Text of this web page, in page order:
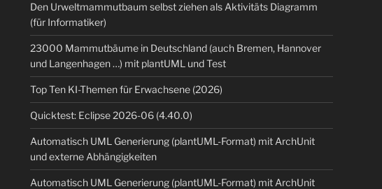
Den Urweltmammutbaum selbst ziehen als Aktivitäts Diagramm
(für Informatiker)
23000 Mammutbäume in Deutschland (auch Bremen, Hannover
und Langenhagen …) mit plantUML und Test
Top Ten KI-Themen für Erwachsene (2026)
Quicktest: Eclipse 2026-06 (4.40.0)
Automatisch UML Generierung (plantUML-Format) mit ArchUnit
und externe Abhängigkeiten
Automatisch UML Generierung (plantUML-Format) mit ArchUnit